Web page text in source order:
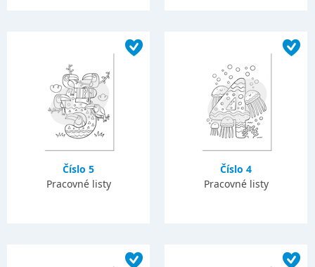
Číslo 5
Pracovné listy
Číslo 4
Pracovné listy